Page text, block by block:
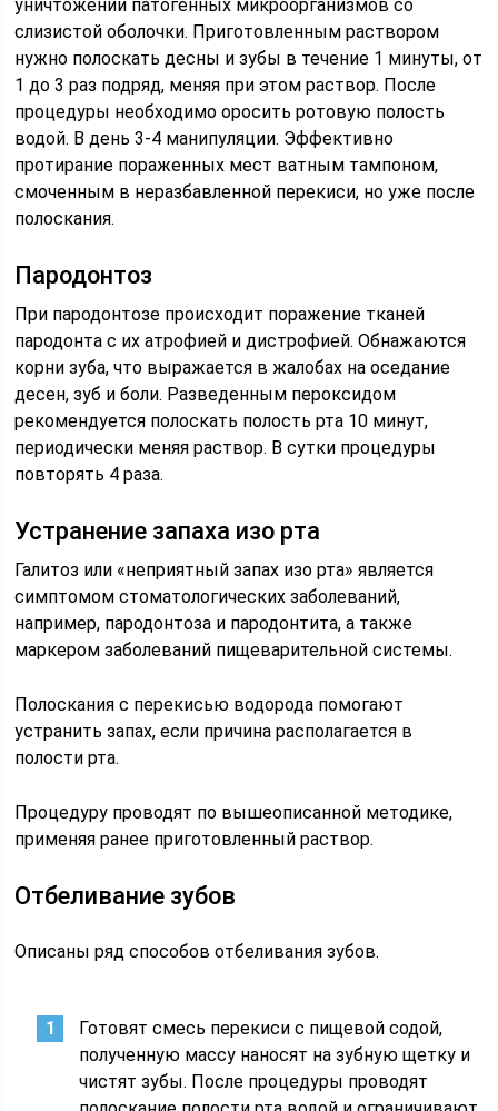
уничтожении патогенных микроорганизмов со
слизистой оболочки. Приготовленным раствором
нужно полоскать десны и зубы в течение 1 минуты, от
1 до 3 раз подряд, меняя при этом раствор. После
процедуры необходимо оросить ротовую полость
водой. В день 3-4 манипуляции. Эффективно
протирание пораженных мест ватным тампоном,
смоченным в неразбавленной перекиси, но уже после
полоскания.
Пародонтоз
При пародонтозе происходит поражение тканей
пародонта с их атрофией и дистрофией. Обнажаются
корни зуба, что выражается в жалобах на оседание
десен, зуб и боли. Разведенным пероксидом
рекомендуется полоскать полость рта 10 минут,
периодически меняя раствор. В сутки процедуры
повторять 4 раза.
Устранение запаха изо рта
Галитоз или «неприятный запах изо рта» является
симптомом стоматологических заболеваний,
например, пародонтоза и пародонтита, а также
маркером заболеваний пищеварительной системы.
Полоскания с перекисью водорода помогают
устранить запах, если причина располагается в
полости рта.
Процедуру проводят по вышеописанной методике,
применяя ранее приготовленный раствор.
Отбеливание зубов
Описаны ряд способов отбеливания зубов.
Готовят смесь перекиси с пищевой содой,
полученную массу наносят на зубную щетку и
чистят зубы. После процедуры проводят